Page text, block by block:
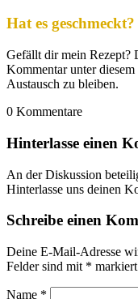
Hat es geschmeckt?
Gefällt dir mein Rezept?
Kommentar unter
Austausch zu bleiben.
0 Kommentare
Hinterlasse einen
An der Diskussion
Hinterlasse uns deinen
Schreibe einen
Deine E-Mail-Adresse
Felder sind mit * markiert
Name *